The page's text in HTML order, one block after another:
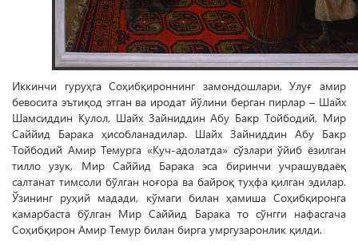
Иккинчи гуруҳга Соҳибқироннинг замондошлари, Улуғ амир
бевосита эътиқод этган ва иродат йўлини берган пирлар – Шайх
Шамсиддин Кулол, Шайх Зайниддин Абу Бакр Тойбодий, Мир
Сай­йид Барака ҳисобланадилар. Шайх Зайниддин Абу Бакр
Тойбодий Амир Темурга «Куч-адолатда» сўзлари ўйиб ёзилган
тилло узук, Мир Саййид Барака эса биринчи учрашувдаёқ
салтанат тимсоли бўлган ноғора ва байроқ туҳфа қилган эдилар.
Ўзининг руҳий мадади, кўмаги билан ҳамиша Соҳиб­қиронга
камарбаста бўлган Мир Саййид Барака то сўнгги нафасгача
Соҳиб­қирон Амир Темур билан бирга умргузаронлик қилди.